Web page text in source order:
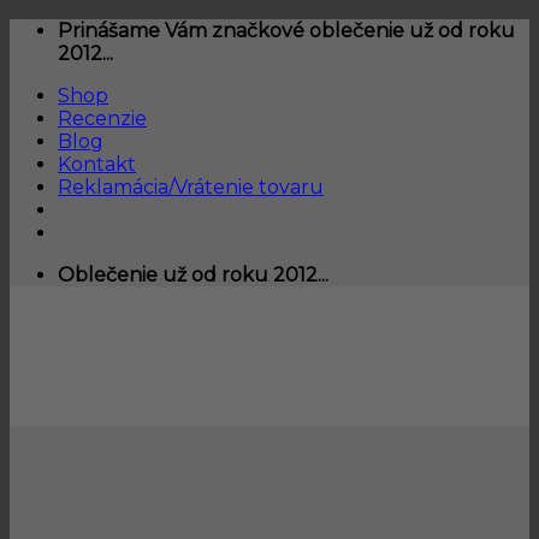
Skip
Prinášame Vám značkové oblečenie už od roku
2012...
Shop
Recenzie
Blog
Kontakt
Reklamácia/Vrátenie tovaru
Oblečenie už od roku 2012...